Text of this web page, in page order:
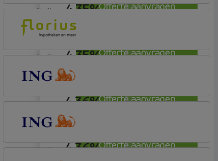
Offerte aanvragen
4,35%
Offerte aanvragen
annuiteit
4,35%
Offerte aanvragen
ING Bank
Basistarief
annuiteit
4,36%
Offerte aanvragen
Profijt twaalf
annuiteit
4,36%
Basistarief
annuiteit